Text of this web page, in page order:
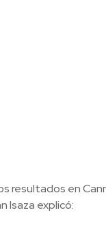
resultados en
Isaza explicó: